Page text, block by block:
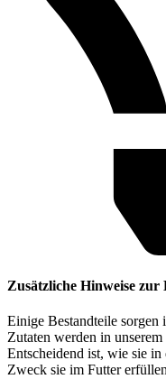
Zusätzliche Hinweise
Einige Bestandteile
Zutaten werden in
Entscheidend ist, wie sie
Zweck sie im Futter